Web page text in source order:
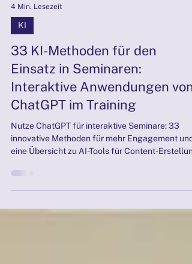
4 Min. Lesezeit
KI
33 KI-Methoden für den
Einsatz in Seminaren:
Interaktive Anwendungen von
ChatGPT im Training
Nutze ChatGPT für interaktive Seminare: 33
und